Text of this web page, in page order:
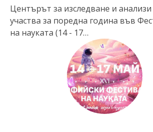
Центърът за изследване и
участва за поредна година във
на науката (14 - 17…